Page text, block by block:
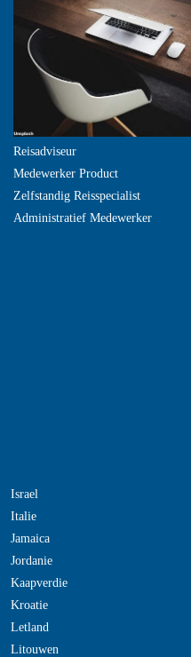
Reisadviseur
Medewerker Product
Zelfstandig Reisspecialist
Administratief Medewerker
Israel
Italie
Jamaica
Jordanie
Kaapverdie
Kroatie
Letland
Litouwen